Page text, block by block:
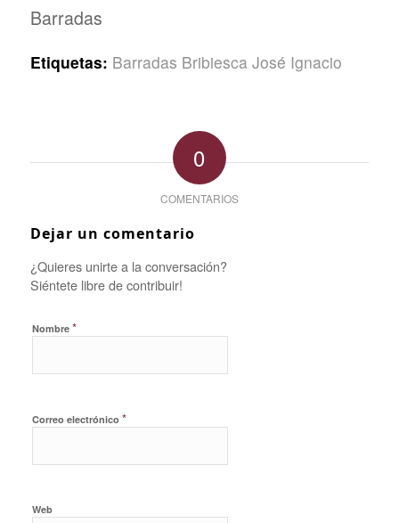
Barradas
Etiquetas: Barradas Bribiesca José Ignacio
0
COMENTARIOS
Dejar un comentario
¿Quieres unirte a la conversación?
Siéntete libre de contribuir!
Nombre *
Correo electrónico *
Web